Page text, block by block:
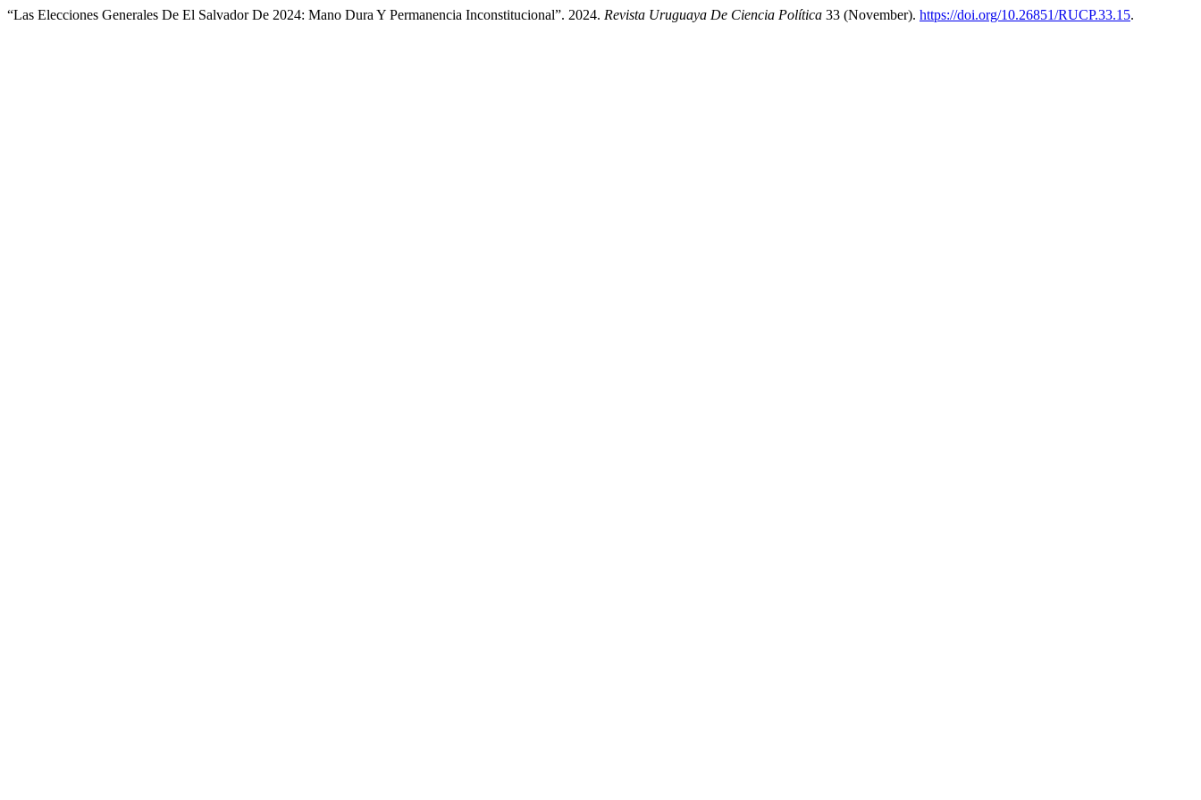
“Las Elecciones Generales De El Salvador De 2024: Mano Dura Y Permanencia Inconstitucional”. 2024. Revista Uruguaya De Ciencia Política 33 (November). https://doi.org/10.26851/RUCP.33.15.